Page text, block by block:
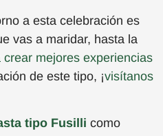
a esta celebración es
vas a maridar, hasta la
mejores experiencias
de este tipo, ¡visítanos
tipo Fusilli como